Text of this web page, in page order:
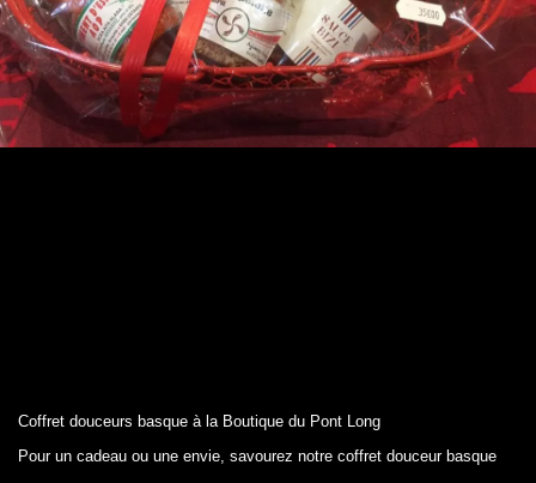
Coffret douceurs basque à la Boutique du Pont Long
Pour un cadeau ou une envie, savourez notre coffret douceur basque